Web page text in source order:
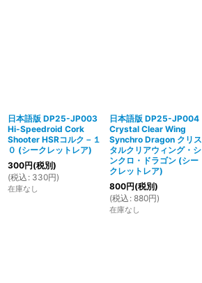
日本語版 DP25-JP003
Hi-Speedroid Cork
Shooter HSRコルク－１
０ (シークレットレア)
300円(税別)
(税込 : 330円)
在庫なし
日本語版 DP25-JP004
Crystal Clear Wing
Synchro Dragon クリス
タルクリアウィング・シ
ンクロ・ドラゴン (シー
クレットレア)
800円(税別)
(税込 : 880円)
在庫なし